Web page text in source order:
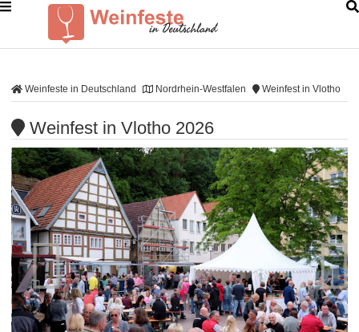
Weinfeste in Deutschland Nordrhein-Westfalen Weinfest in Vlotho
Weinfest in Vlotho 2026
 